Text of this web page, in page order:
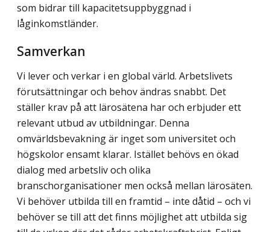
som bidrar till kapacitetsuppbyggnad i
låginkomstländer.
Samverkan
Vi lever och verkar i en global värld. Arbetslivets
förutsättningar och behov ändras snabbt. Det
ställer krav på att lärosätena har och erbjuder ett
relevant utbud av utbildningar. Denna
omvärldsbevakning är inget som universitet och
högskolor ensamt klarar. Istället behövs en ökad
dialog med arbetsliv och olika
branschorganisationer men också mellan lärosäten.
Vi behöver utbilda till en framtid – inte dåtid – och vi
behöver se till att det finns möjlighet att utbilda sig